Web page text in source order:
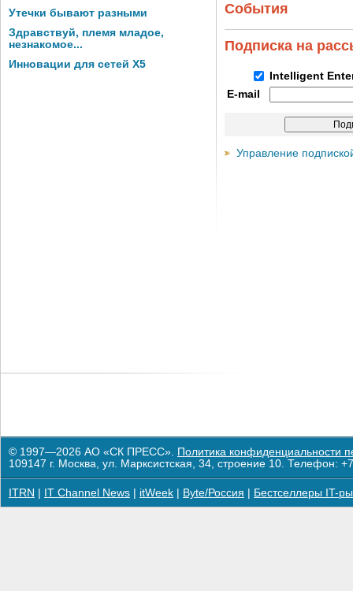
Утечки бывают разными
Здравствуй, племя младое,
незнакомое...
Инновации для сетей X5
События
Подписка на
Intelligent
E-mail
Управление
© 1997—2026 АО «СК ПРЕСС». Политика конфиденциальности
109147 г. Москва, ул. Марксистская, 34, строение 10. Телефон:
ITRN IT Channel News itWeek Byte/Россия Бестселлеры IT-